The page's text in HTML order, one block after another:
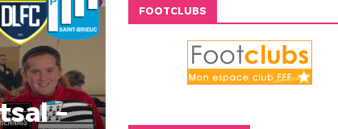
–
FOOTCLUBS